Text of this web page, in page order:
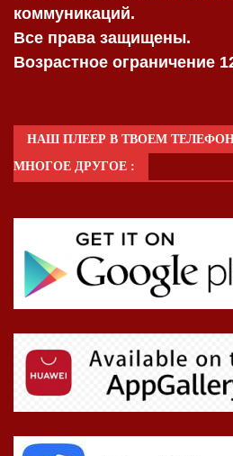
коммуникаций.
Все права защищены.
Возрастное ограничение
НАШ ПЛЕЕР В ТВОЕМ
МНОГОЕ ДРУГОЕ :